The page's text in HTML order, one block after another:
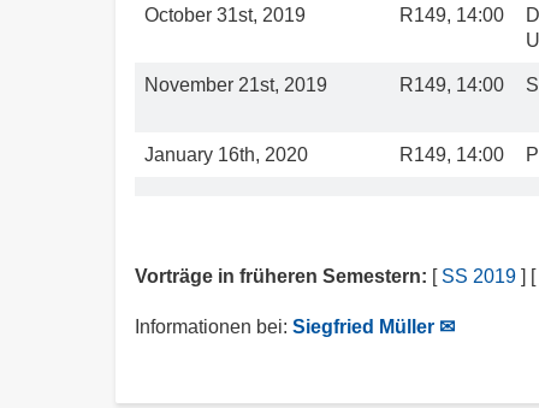
October 31st, 2019 R149, 14:00
November 21st, 2019 R149, 14:00
January 16th, 2020 R149, 14:00
Vorträge in früheren Semestern: [ SS 2019 ] [
Informationen bei: Siegfried Müller ✉